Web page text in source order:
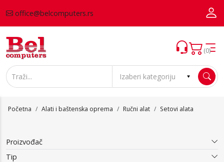
office@belcomputers.rs
(0)
Početna Alati i baštenska oprema Ručni alat Setovi alata
Proizvođač
Tip